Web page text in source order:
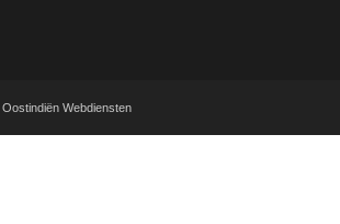
Oostindiën Webdiensten